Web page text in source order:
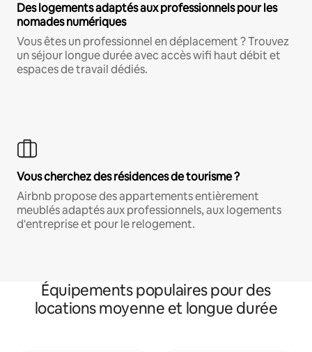
Des logements adaptés aux professionnels pour les
nomades numériques
Vous êtes un professionnel en déplacement ? Trouvez
un séjour longue durée avec accès wifi haut débit et
espaces de travail dédiés.
Vous cherchez des résidences de tourisme ?
Airbnb propose des appartements entièrement
meublés adaptés aux professionnels, aux logements
d'entreprise et pour le relogement.
Équipements populaires pour des
locations moyenne et longue durée